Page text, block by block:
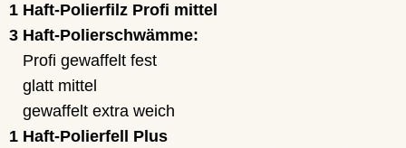
1 Haft-Polierfilz Profi mittel
3 Haft-Polierschwämme:
Profi gewaffelt fest
glatt mittel
gewaffelt extra weich
1 Haft-Polierfell Plus